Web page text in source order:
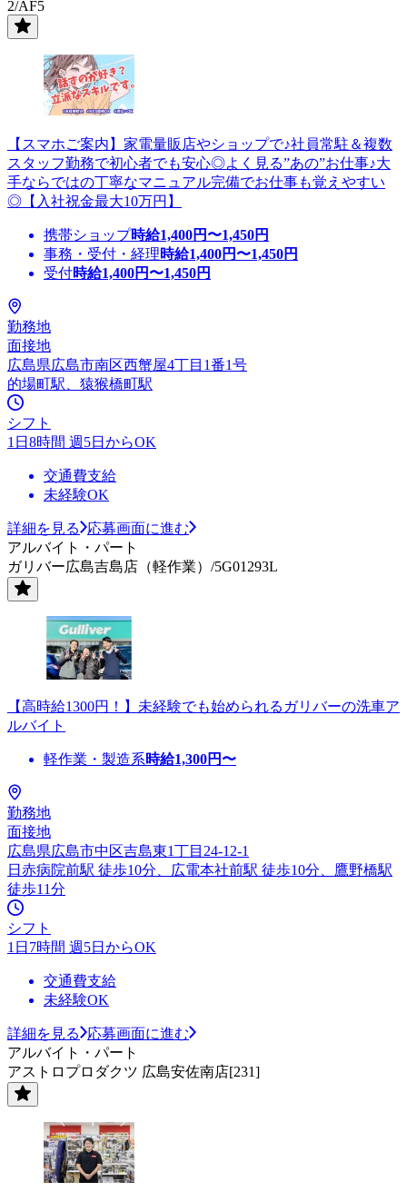
2/AF5
【スマホご案内】家電量販店やショップで♪社員常駐＆複数
スタッフ勤務で初心者でも安心◎よく見る”あの”お仕事♪大
手ならではの丁寧なマニュアル完備でお仕事も覚えやすい
◎【入社祝金最大10万円】
携帯ショップ時給1,400円〜1,450円
事務・受付・経理時給1,400円〜1,450円
受付時給1,400円〜1,450円
勤務地
面接地
広島県広島市南区西蟹屋4丁目1番1号
的場町駅、猿猴橋町駅
シフト
1日8時間 週5日からOK
交通費支給
未経験OK
詳細を見る
応募画面に進む
アルバイト・パート
ガリバー広島吉島店（軽作業）/5G01293L
【高時給1300円！】未経験でも始められるガリバーの洗車ア
ルバイト
軽作業・製造系時給1,300円〜
勤務地
面接地
広島県広島市中区吉島東1丁目24-12-1
日赤病院前駅 徒歩10分、広電本社前駅 徒歩10分、鷹野橋駅
徒歩11分
シフト
1日7時間 週5日からOK
交通費支給
未経験OK
詳細を見る
応募画面に進む
アルバイト・パート
アストロプロダクツ 広島安佐南店[231]